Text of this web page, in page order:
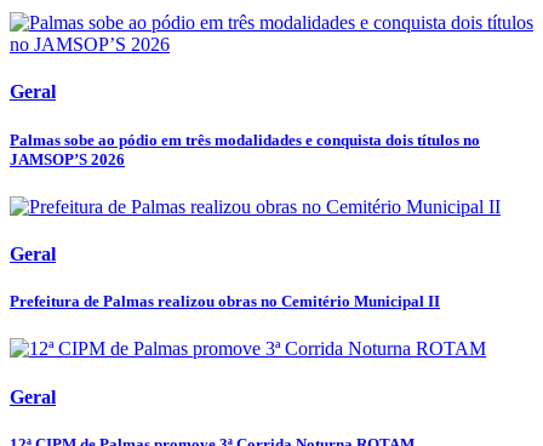
Geral
Palmas sobe ao pódio em três modalidades e conquista dois títulos no
JAMSOP’S 2026
Geral
Prefeitura de Palmas realizou obras no Cemitério Municipal II
Geral